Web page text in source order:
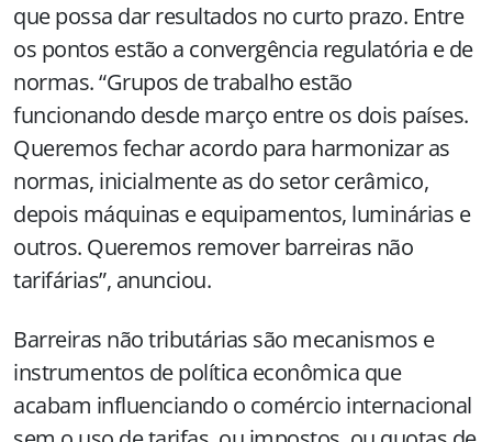
que possa dar resultados no curto prazo. Entre
os pontos estão a convergência regulatória e de
normas. “Grupos de trabalho estão
funcionando desde março entre os dois países.
Queremos fechar acordo para harmonizar as
normas, inicialmente as do setor cerâmico,
depois máquinas e equipamentos, luminárias e
outros. Queremos remover barreiras não
tarifárias”, anunciou.
Barreiras não tributárias são mecanismos e
instrumentos de política econômica que
acabam influenciando o comércio internacional